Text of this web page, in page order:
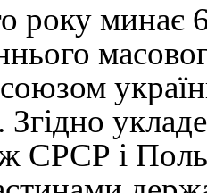
року минає
СРСР і